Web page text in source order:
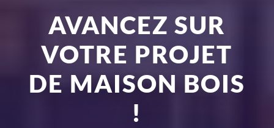
AVANCEZ SUR
VOTRE PROJET
DE MAISON BOIS
!